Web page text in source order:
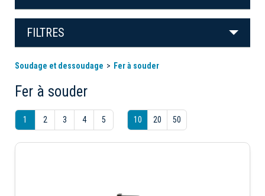
FILTRES
Soudage et dessoudage Fer à souder
Fer à souder
1 2 3 4 5 10 20 50